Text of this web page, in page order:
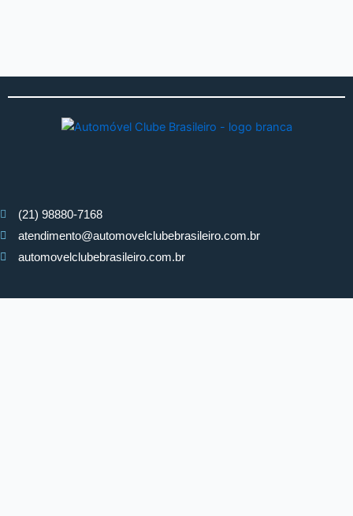
(21) 98880-7168
atendimento@automovelclubebrasileiro.com.br
automovelclubebrasileiro.com.br